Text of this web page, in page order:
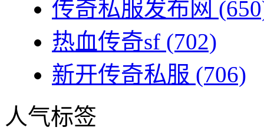
传奇私服发布网
热血传奇sf (702)
新开传奇私服 (706)
人气标签